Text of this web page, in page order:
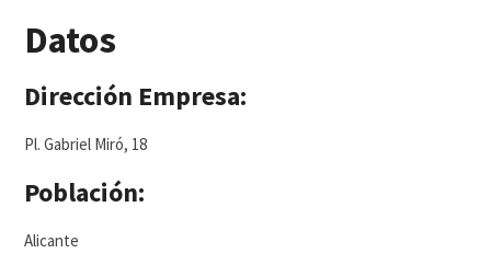
Datos
Dirección Empresa:
Pl. Gabriel Miró, 18
Población:
Alicante